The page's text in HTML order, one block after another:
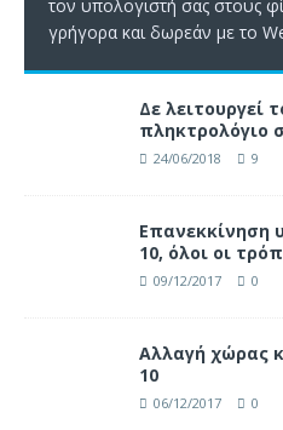
τον υπολογιστή σας στους
γρήγορα και δωρεάν με το
Δε λειτουργεί
πληκτρολόγιο
24/06/2018 9
Επανεκκίνηση
10, όλοι οι
09/12/2017 0
Αλλαγή χώρας
10
06/12/2017 0